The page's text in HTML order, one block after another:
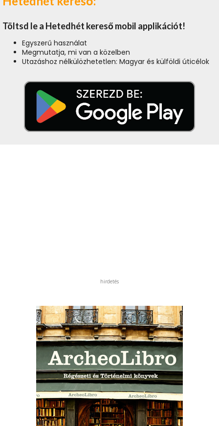
Töltsd le a Hetedhét kereső mobil applikációt!
Egyszerű használat
Megmutatja, mi van a közelben
Utazáshoz nélkülözhetetlen: Magyar és külföldi úticélok
hirdetés